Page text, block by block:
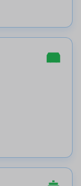
in Worms
Werkstatt-
Entdecke